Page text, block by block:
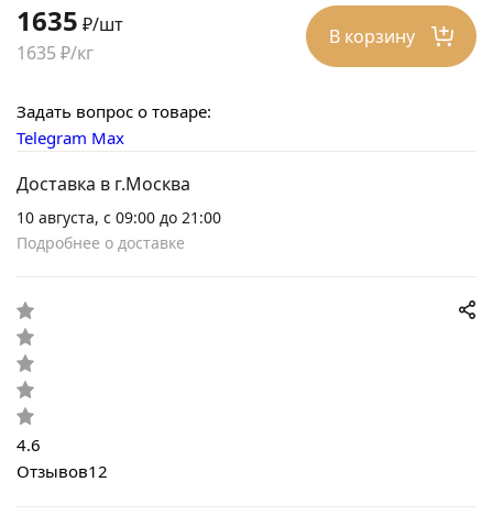
1635 ₽/шт
1635 ₽/кг
В корзину
Задать вопрос о товаре:
Telegram Max
Доставка в г.Москва
10 августа, с 09:00 до 21:00
Подробнее о доставке
4.6
Отзывов12